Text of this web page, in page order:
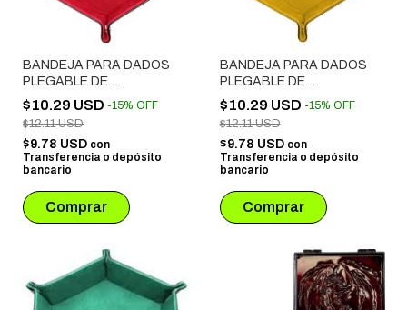
BANDEJA PARA DADOS
PLEGABLE DE
TERCIOPELO ROJO
$10.29 USD -15% OFF
$12.11 USD
$9.78 USD con
Transferencia o depósito
bancario
BANDEJA PARA DADOS
PLEGABLE DE
TERCIOPELO AMARILLO
$10.29 USD -15% OFF
$12.11 USD
$9.78 USD con
Transferencia o depósito
bancario